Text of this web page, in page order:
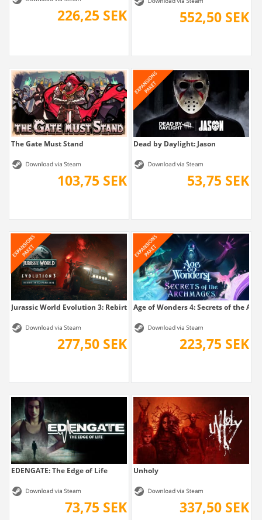
226,25 SEK 552,50 SEK
The Gate Must Stand
103,75 SEK
Dead by Daylight: Jason
53,75 SEK
Jurassic World Evolution 3: Rebirth Expansion
277,50 SEK
Age of Wonders 4: Secrets of the
223,75 SEK
EDENGATE: The Edge of Life
73,75 SEK
Unholy
337,50 SEK